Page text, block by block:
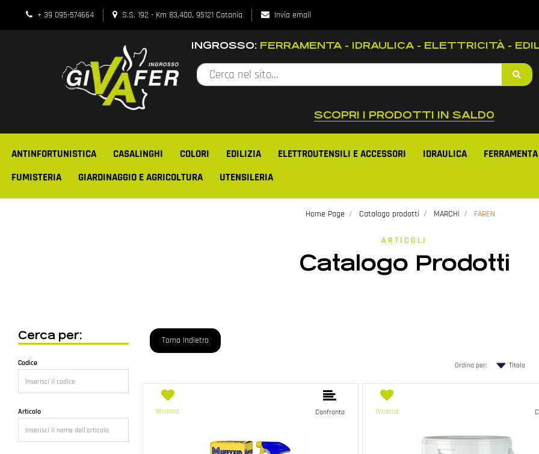
+ 39 095-574664 S.S. 192 - Km 83,400, 95121 Catania Invia email
INGROSSO:FERRAMENTA - IDRAULICA - ELETTRICITÀ -
SCOPRI I PRODOTTI IN SALD0
ANTINFORTUNISTICA CASALINGHI COLORI EDILIZIA ELETTROUTENSILI E ACCESSORI IDRAULICA
FERRAMENTA
FUMISTERIA
GIARDINAGGIO E AGRICOLTURA UTENSILERIA
Home Page Catalogo prodotti MARCHI FAREN
ARTICOLI
Catalogo Prodotti
Cerca per:
Codice
Articolo
Torna Indietro
Ordina per:
Wishlist Confronta Wishlist